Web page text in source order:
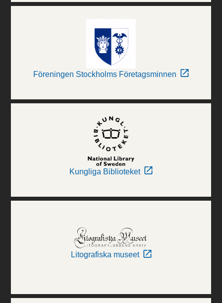
Föreningen Stockholms Företagsminnen
Kungliga Biblioteket
Litografiska museet